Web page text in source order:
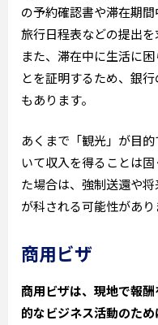
の予約確認書や滞在期
旅行日程表などの提出を
また、滞在中に生活に
とを証明するため、銀
もあります。
あくまで「観光」が目
いて収入を得ることは
た場合は、強制送還や
が科される可能性があり
商用ビザ
商用ビザは、現地で報
的なビジネス活動のため